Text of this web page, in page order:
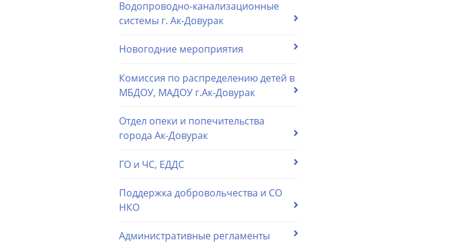
Водопроводно-канализационные
системы г. Ак-Довурак
Новогодние мероприятия
Комиссия по распределению детей в
МБДОУ, МАДОУ г.Ак-Довурак
Отдел опеки и попечительства
города Ак-Довурак
ГО и ЧС, ЕДДС
Поддержка добровольчества и СО
НКО
Административные регламенты